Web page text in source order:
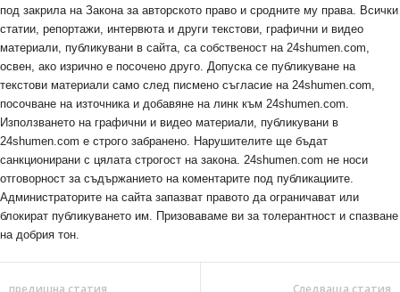
под закрила на Закона за авторското право и сродните му права. Всички
статии, репортажи, интервюта и други текстови, графични и видео
материали, публикувани в сайта, са собственост на 24shumen.com,
освен, ако изрично е посочено друго. Допуска се публикуване на
текстови материали само след писмено съгласие на 24shumen.com,
посочване на източника и добавяне на линк към 24shumen.com.
Използването на графични и видео материали, публикувани в
24shumen.com е строго забранено. Нарушителите ще бъдат
санкционирани с цялата строгост на закона. 24shumen.com не носи
отговорност за съдържанието на коментарите под публикациите.
Администраторите на сайта запазват правото да ограничават или
блокират публикуването им. Призоваваме ви за толерантност и спазване
на добрия тон.
предишна статия Следваща статия